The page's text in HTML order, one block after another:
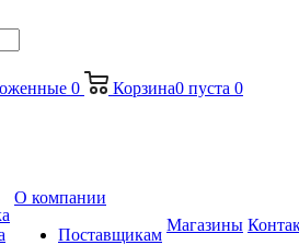
0 Корзина0 пуста 0
О компании
Поставщикам
Магазины